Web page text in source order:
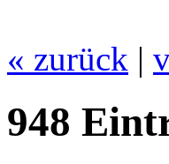
« zurück |
948